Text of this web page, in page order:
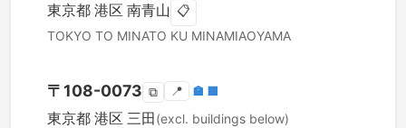
東京都 港区 南青山 📋
TOKYO TO MINATO KU MINAMIAOYAMA
〒 108-0073 ⧉ 📍 🏣 🏢
東京都 港区 三田(excl. buildings below)